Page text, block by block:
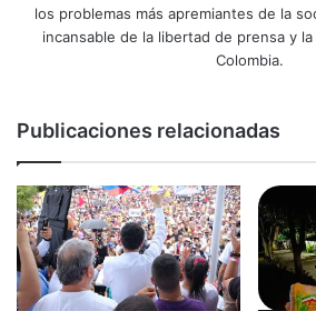
los problemas más apremiantes de la
incansable de la libertad de prensa y
Colombia.
Publicaciones relacionadas